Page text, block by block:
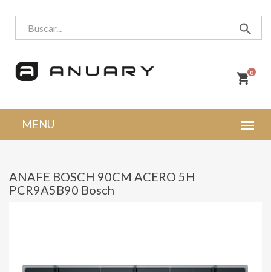
0
ANAFE BOSCH 90CM ACERO 5H
PCR9A5B90 Bosch